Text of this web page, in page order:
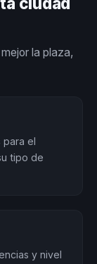
la plaza,
para el
tipo de
y nivel